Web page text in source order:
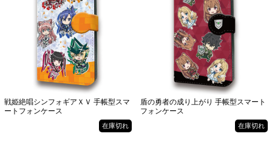
戦姫絶唱シンフォギアＸＶ 手帳型スマ
ートフォンケース
在庫切れ
盾の勇者の成り上がり 手帳型スマート
フォンケース
在庫切れ